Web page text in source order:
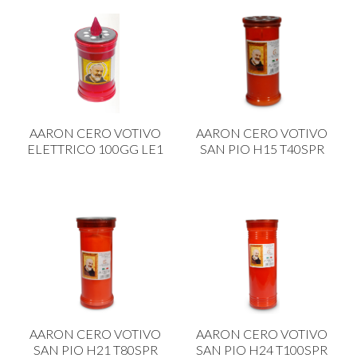
CAFFETTERIA E RICAMBI
CALICI E BICCHIERI
CAMPEGGIO E GIARDINO
CARTA
FIORI ARTIFICIALI
FONDUES E PIETRE OLLARI
LEGNO
AARON CERO VOTIVO
ELETTRICO 100GG LE1
AARON CERO VOTIVO
SAN PIO H15 T40SPR
AARON CERO VOTIVO
SAN PIO H21 T80SPR
AARON CERO VOTIVO
SAN PIO H24 T100SPR